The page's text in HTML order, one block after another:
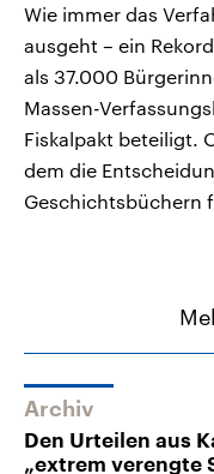
Wie immer das
ausgeht – ein
als 37.000
Massen-
Fiskalpakt beteiligt.
dem die
Geschichtsbüchern
Archiv
Den Urteilen aus
„extrem verengte